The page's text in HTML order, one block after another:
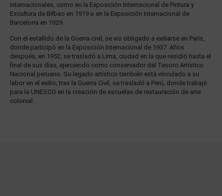
internacionales, como en la Exposición Internacional de Pintura y
Escultura de Bilbao en 1919 o en la Exposición Internacional de
Barcelona en 1929.
Con el estallido de la Guerra civil, se vio obligado a exiliarse en París,
donde participó en la Exposición Internacional de 1937. Años
después, en 1952, se trasladó a Lima, ciudad en la que residió hasta el
final de sus días, ejerciendo como conservador del Tesoro Artístico
Nacional peruano. Su legado artístico también está vinculado a su
labor en el exilio; tras la Guerra Civil, se trasladó a Perú, donde trabajó
para la UNESCO en la creación de escuelas de restauración de arte
colonial.